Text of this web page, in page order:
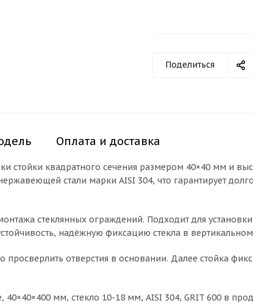
Поделиться
Оплата и доставка
стойки квадратного сечения размером 40×40 мм и
стали марки AISI 304, что гарантирует
стеклянных ограждений. Подходит для
надёжную фиксацию стекла в
просверлить отверстия в основании. Далее стойка
мм, стекло 10-18 мм, AISI 304, GRIT 600 в